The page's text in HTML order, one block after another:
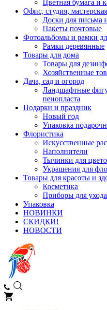
Цветная бумага и
Офис, студия, мастерская
Доски для письма
Пакеты почтовые
Фотоальбомы и рамки
Рамки деревянные
Товары для дома
Товары для
Хозяйственные
Дача, сад и огород
Ландшафтные
пенопласта
Подарки и праздник
Новый год
Упаковка
Флористика
Искусственные
Наполнители
Тычинки для
Украшения для
Товары для красоты и
Косметика
Приборы для
Упаковка
НОВИНКИ
СКИДКИ!
НОВОСТИ